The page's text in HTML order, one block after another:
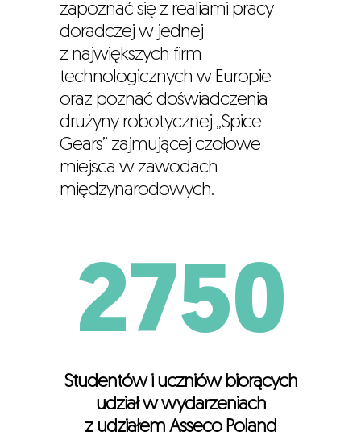
zapoznać się z realiami pracy
doradczej w jednej
z największych firm
technologicznych w Europie
oraz poznać doświadczenia
drużyny robotycznej „Spice
Gears” zajmującej czołowe
miejsca w zawodach
międzynarodowych.
2750
Studentów i uczniów biorących
udział w wydarzeniach
z udziałem Asseco Poland